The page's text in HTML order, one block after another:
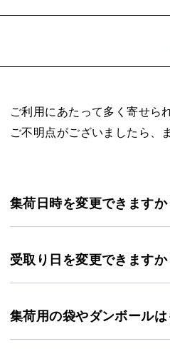
ご利用にあたって多く寄せら
ご不明点がございましたら、
集荷日時を変更できますか
受取り日を変更できますか
集荷用の袋やダンボールは